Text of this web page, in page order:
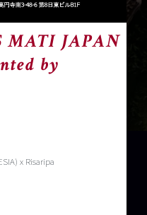
MATI JAPAN
by
x Risaripa